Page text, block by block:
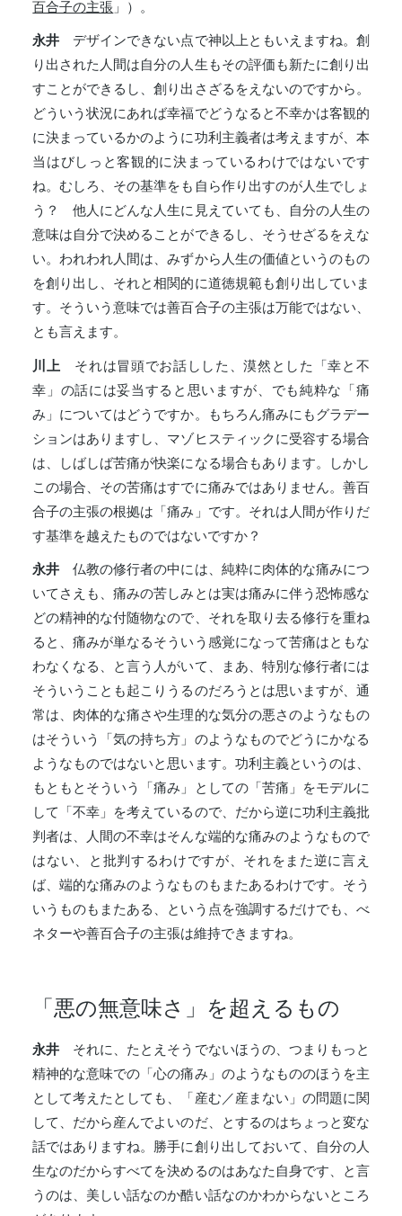
百合子の主張 」）。
永井 デザインできない点で神以上ともいえますね。創
り出された人間は自分の人生もその評価も新たに創り出
すことができるし、創り出さざるをえないのですから。
どういう状況にあれば幸福でどうなると不幸かは客観的
に決まっているかのように功利主義者は考えますが、本
当はびしっと客観的に決まっているわけではないです
ね。むしろ、その基準をも自ら作り出すのが人生でしょ
う？ 他人にどんな人生に見えていても、自分の人生の
意味は自分で決めることができるし、そうせざるをえな
い。われわれ人間は、みずから人生の価値というのもの
を創り出し、それと相関的に道徳規範も創り出していま
す。そういう意味では善百合子の主張は万能ではない、
とも言えます。
川上 それは冒頭でお話しした、漠然とした「幸と不
幸」の話には妥当すると思いますが、でも純粋な「痛
み」についてはどうですか。もちろん痛みにもグラデー
ションはありますし、マゾヒスティックに受容する場合
は、しばしば苦痛が快楽になる場合もあります。しかし
この場合、その苦痛はすでに痛みではありません。善百
合子の主張の根拠は「痛み」です。それは人間が作りだ
す基準を越えたものではないですか？
永井 仏教の修行者の中には、純粋に肉体的な痛みにつ
いてさえも、痛みの苦しみとは実は痛みに伴う恐怖感な
どの精神的な付随物なので、それを取り去る修行を重ね
ると、痛みが単なるそういう感覚になって苦痛はともな
わなくなる、と言う人がいて、まあ、特別な修行者には
そういうことも起こりうるのだろうとは思いますが、通
常は、肉体的な痛さや生理的な気分の悪さのようなもの
はそういう「気の持ち方」のようなものでどうにかなる
ようなものではないと思います。功利主義というのは、
もともとそういう「痛み」としての「苦痛」をモデルに
して「不幸」を考えているので、だから逆に功利主義批
判者は、人間の不幸はそんな端的な痛みのようなもので
はない、と批判するわけですが、それをまた逆に言え
ば、端的な痛みのようなものもまたあるわけです。そう
いうものもまたある、という点を強調するだけでも、べ
ネターや善百合子の主張は維持できますね。
「悪の無意味さ」を超えるもの
永井 それに、たとえそうでないほうの、つまりもっと
精神的な意味での「心の痛み」のようなもののほうを主
として考えたとしても、「産む／産まない」の問題に関
して、だから産んでよいのだ、とするのはちょっと変な
話ではありますね。勝手に創り出しておいて、自分の人
生なのだからすべてを決めるのはあなた自身です、と言
うのは、美しい話なのか酷い話なのかわからないところ